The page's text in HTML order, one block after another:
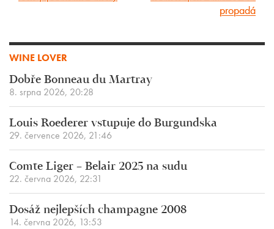
propadá
WINE LOVER
Dobře Bonneau du Martray
8. srpna 2026, 20:28
Louis Roederer vstupuje do Burgundska
29. července 2026, 21:46
Comte Liger – Belair 2025 na sudu
22. června 2026, 22:31
Dosáž nejlepších champagne 2008
14. června 2026, 13:53